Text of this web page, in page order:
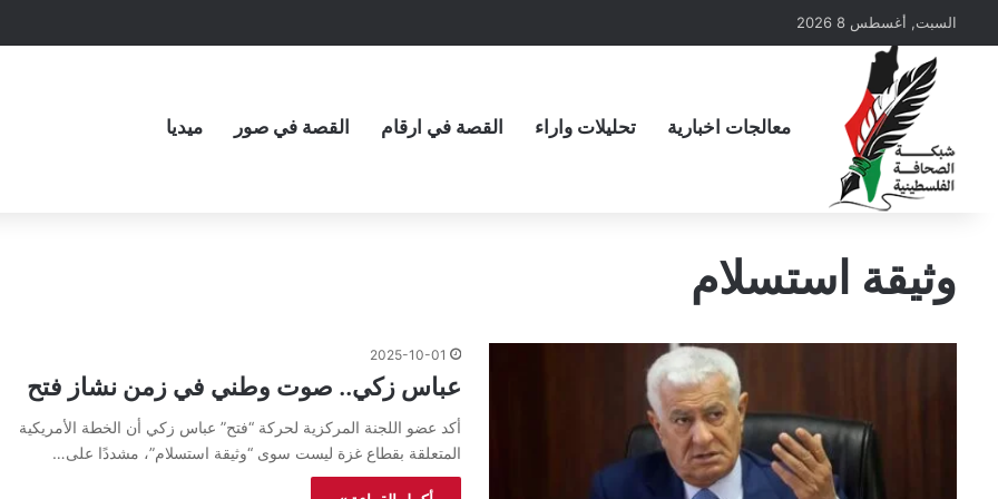
السبت, أغسطس 8 2026
معالجات اخبارية تحليلات واراء القصة في ارقام القصة في صور ميديا
وثيقة استسلام
2025-10-01
عباس زكي.. صوت وطني في زمن نشاز فتح
أكد عضو اللجنة المركزية لحركة “فتح” عباس زكي أن الخطة الأمريكية
المتعلقة بقطاع غزة ليست سوى “وثيقة استسلام”، مشددًا على…